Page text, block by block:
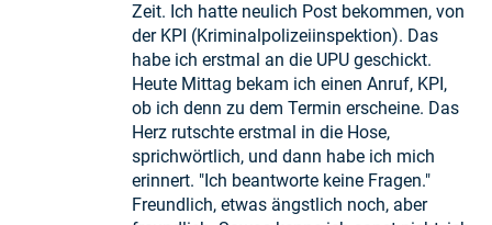
Zeit. Ich hatte neulich Post bekommen, von
der KPI (Kriminalpolizeiinspektion). Das
habe ich erstmal an die UPU geschickt.
Heute Mittag bekam ich einen Anruf, KPI,
ob ich denn zu dem Termin erscheine. Das
Herz rutschte erstmal in die Hose,
sprichwörtlich, und dann habe ich mich
erinnert. "Ich beantworte keine Fragen."
Freundlich, etwas ängstlich noch, aber